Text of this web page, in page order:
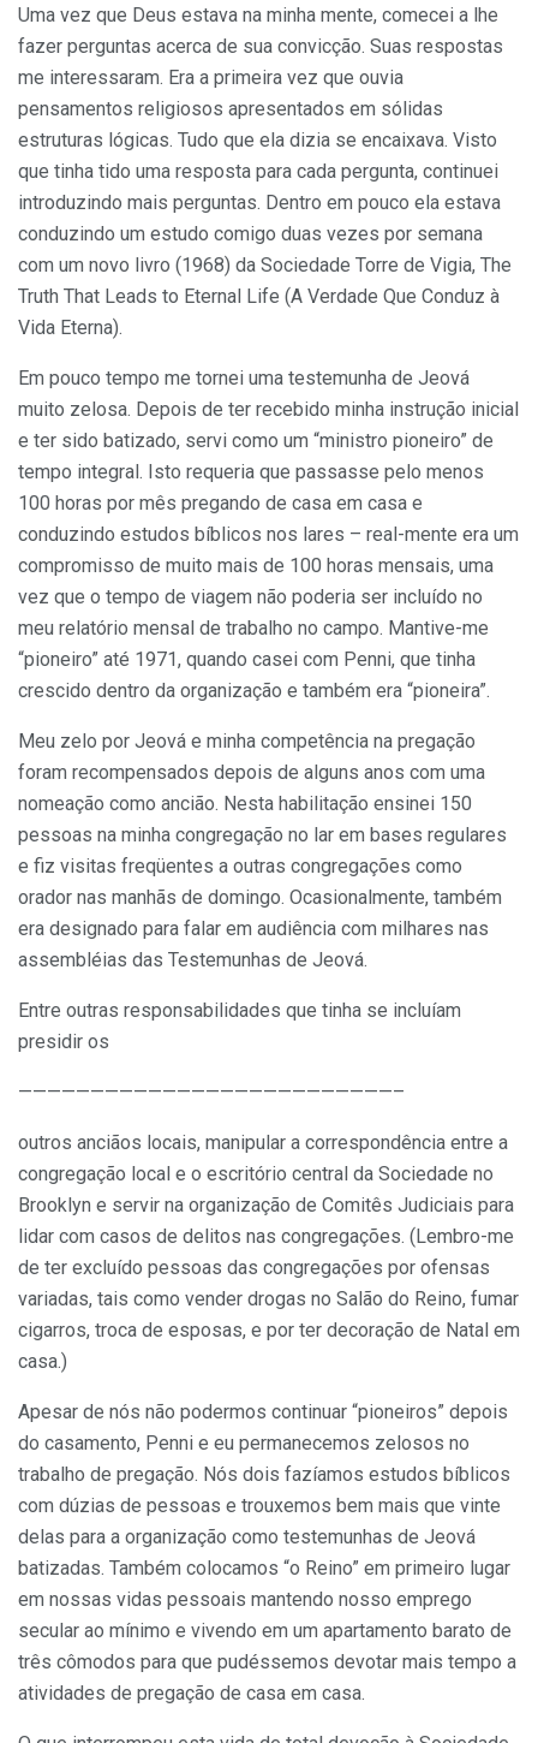
Uma vez que Deus estava na minha mente, comecei a lhe
fazer perguntas acerca de sua convicção. Suas respostas
me interessaram. Era a primeira vez que ouvia
pensamentos religiosos apresentados em sólidas
estruturas lógicas. Tudo que ela dizia se encaixava. Visto
que tinha tido uma resposta para cada pergunta, continuei
introduzindo mais perguntas. Dentro em pouco ela estava
conduzindo um estudo comigo duas vezes por semana
com um novo livro (1968) da Sociedade Torre de Vigia, The
Truth That Leads to Eternal Life (A Verdade Que Conduz à
Vida Eterna).
Em pouco tempo me tornei uma testemunha de Jeová
muito zelosa. Depois de ter recebido minha instrução inicial
e ter sido batizado, servi como um “ministro pioneiro” de
tempo integral. Isto requeria que passasse pelo menos
100 horas por mês pregando de casa em casa e
conduzindo estudos bíblicos nos lares – real-mente era um
compromisso de muito mais de 100 horas mensais, uma
vez que o tempo de viagem não poderia ser incluído no
meu relatório mensal de trabalho no campo. Mantive-me
“pioneiro” até 1971, quando casei com Penni, que tinha
crescido dentro da organização e também era “pioneira”.
Meu zelo por Jeová e minha competência na pregação
foram recompensados depois de alguns anos com uma
nomeação como ancião. Nesta habilitação ensinei 150
pessoas na minha congregação no lar em bases regulares
e fiz visitas freqüentes a outras congregações como
orador nas manhãs de domingo. Ocasionalmente, também
era designado para falar em audiência com milhares nas
assembléias das Testemunhas de Jeová.
Entre outras responsabilidades que tinha se incluíam
presidir os
——————————————————————————–
outros anciãos locais, manipular a correspondência entre a
congregação local e o escritório central da Sociedade no
Brooklyn e servir na organização de Comitês Judiciais para
lidar com casos de delitos nas congregações. (Lembro-me
de ter excluído pessoas das congregações por ofensas
variadas, tais como vender drogas no Salão do Reino, fumar
cigarros, troca de esposas, e por ter decoração de Natal em
casa.)
Apesar de nós não podermos continuar “pioneiros” depois
do casamento, Penni e eu permanecemos zelosos no
trabalho de pregação. Nós dois fazíamos estudos bíblicos
com dúzias de pessoas e trouxemos bem mais que vinte
delas para a organização como testemunhas de Jeová
batizadas. Também colocamos “o Reino” em primeiro lugar
em nossas vidas pessoais mantendo nosso emprego
secular ao mínimo e vivendo em um apartamento barato de
três cômodos para que pudéssemos devotar mais tempo a
atividades de pregação de casa em casa.